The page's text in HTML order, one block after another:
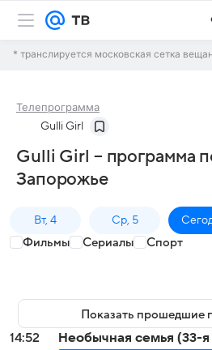
* транслируется московская сетка
Телепрограмма
Gulli Girl
Gulli Girl – программа
Запорожье
Вт, 4 Ср, 5
Фильмы Сериалы Спорт
Показать прошедшие
14:52
Необычная семья (33-